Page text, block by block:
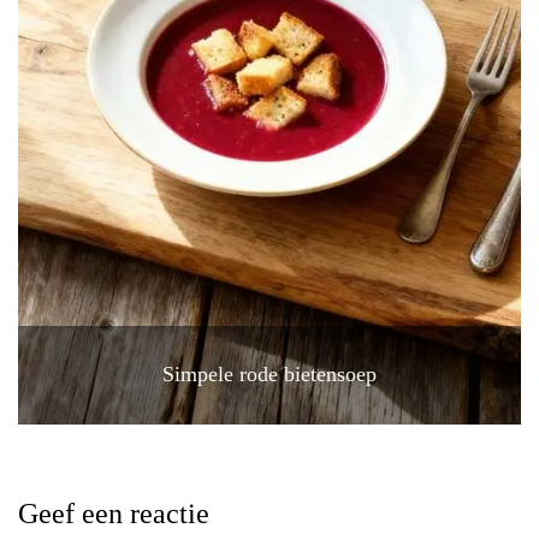
Simpele rode bietensoep
Geef een reactie